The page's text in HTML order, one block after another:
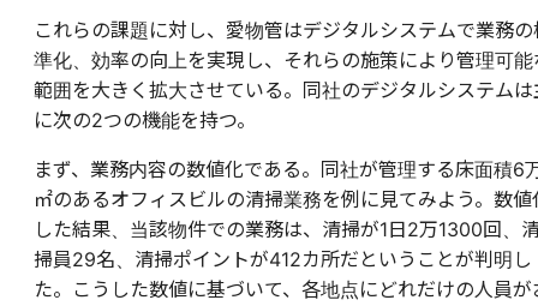
これらの課題に対し、愛物管はデジタルシステムで業務の
準化、効率の向上を実現し、それらの施策により管理可能
範囲を大きく拡大させている。同社のデジタルシステムは
に次の2つの機能を持つ。
まず、業務内容の数値化である。同社が管理する床面積6
㎡のあるオフィスビルの清掃業務を例に見てみよう。数値
した結果、当該物件での業務は、清掃が1日2万1300回、
掃員29名、清掃ポイントが412カ所だということが判明し
た。こうした数値に基づいて、各地点にどれだけの人員が